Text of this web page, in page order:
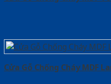
Cửa Gỗ Chống Cháy MDF